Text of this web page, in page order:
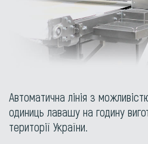
Автоматична лінія з
одиниць лавашу на годину
території України.